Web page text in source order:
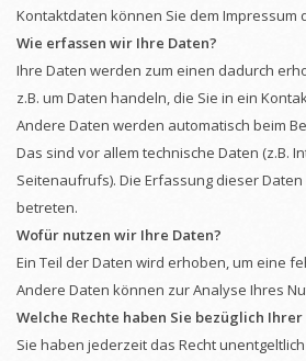
Kontaktdaten können Sie dem Impressum
Wie erfassen wir Ihre Daten?
Ihre Daten werden zum einen dadurch
z.B. um Daten handeln, die Sie in ein
Andere Daten werden automatisch beim
Das sind vor allem technische Daten (z.B.
Seitenaufrufs). Die Erfassung dieser
betreten.
Wofür nutzen wir Ihre Daten?
Ein Teil der Daten wird erhoben, um eine
Andere Daten können zur Analyse Ihres
Welche Rechte haben Sie bezüglich Ihrer
Sie haben jederzeit das Recht